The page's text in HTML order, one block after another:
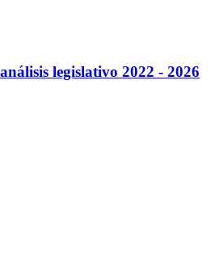
legislativo 2022 - 2026